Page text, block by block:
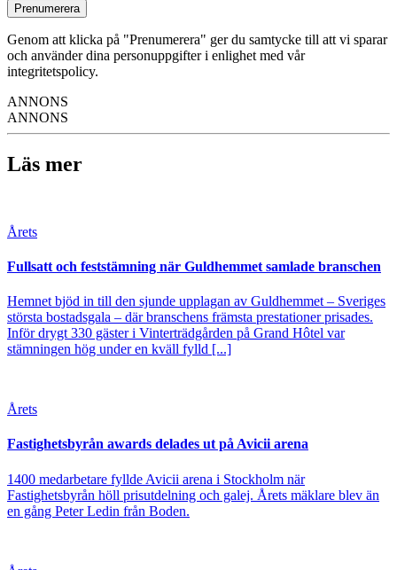
Prenumerera
Genom att klicka på "Prenumerera" ger du samtycke till att vi sparar
och använder dina personuppgifter i enlighet med vår
integritetspolicy.
ANNONS
ANNONS
Läs mer
Årets
Fullsatt och feststämning när Guldhemmet samlade branschen
Hemnet bjöd in till den sjunde upplagan av Guldhemmet – Sveriges
största bostadsgala – där branschens främsta prestationer prisades.
Inför drygt 330 gäster i Vinterträdgården på Grand Hôtel var
stämningen hög under en kväll fylld [...]
Årets
Fastighetsbyrån awards delades ut på Avicii arena
1400 medarbetare fyllde Avicii arena i Stockholm när
Fastighetsbyrån höll prisutdelning och galej. Årets mäklare blev än
en gång Peter Ledin från Boden.